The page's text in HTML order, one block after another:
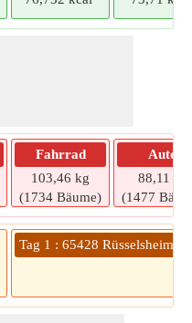
Fahrrad
103,46 kg
(1734 Bäume)
Auto
88,11 kg
(1477
Tag 1 : 65428 Rüsselsheim